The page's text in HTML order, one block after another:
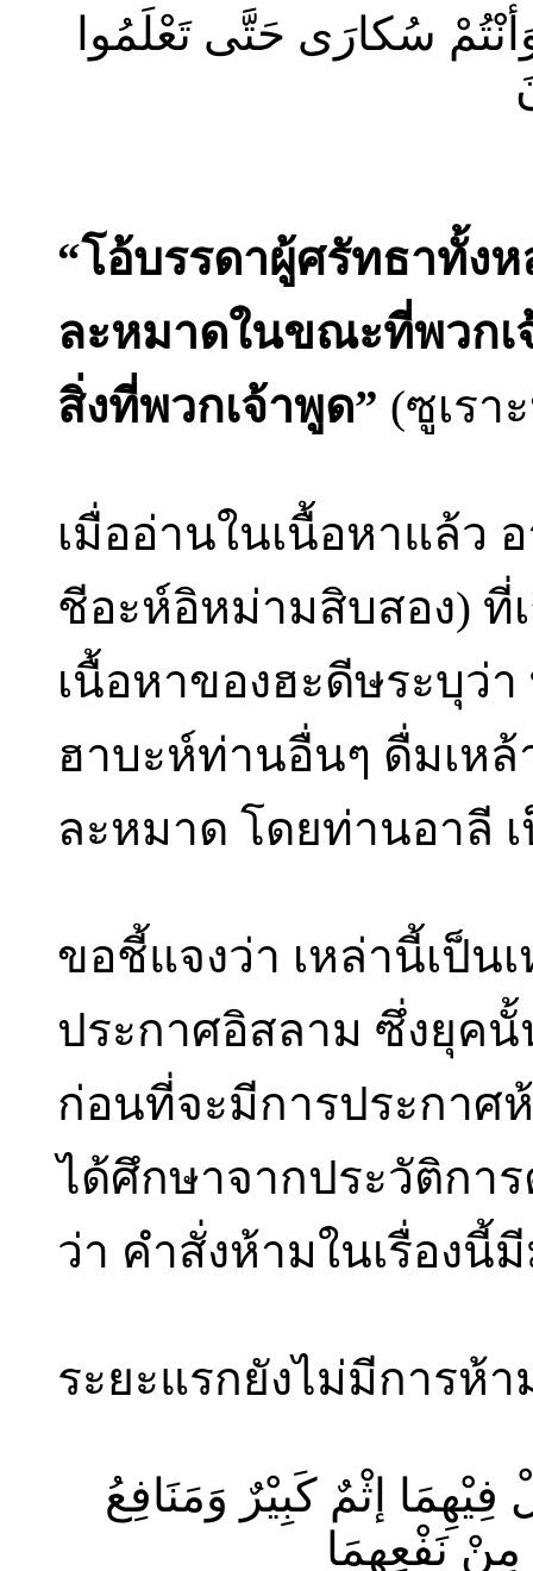
وَأنْتُمْ سُكارَى حَتَّى تَعْلَمُوا
“โอ้บรรดาผู้ศรัทธาทั้งห
ละหมาดในขณะที่พวกเ
สิ่งที่พวกเจ้าพูด” (ซูเรา
เมื่ออ่านในเนื้อหาแล้ว
ชีอะห์อิหม่ามสิบสอง) ที่
เนื้อหาของฮะดีษระบุว่
ฮาบะห์ท่านอื่นๆ ดื่มเห
ละหมาด โดยท่านอาลี
ขอชี้แจงว่า เหล่านี้เป็น
ประกาศอิสลาม ซึ่งยุค
ก่อนที่จะมีการประกาศ
ได้ศึกษาจากประวัติกา
ว่า คำสั่งห้ามในเรื่องนี้
ระยะแรกยังไม่มีการห้
إثْمٌ كَبِيْرٌ وَمَنَافِعُ
مِنْ نَفْعِهِمَا